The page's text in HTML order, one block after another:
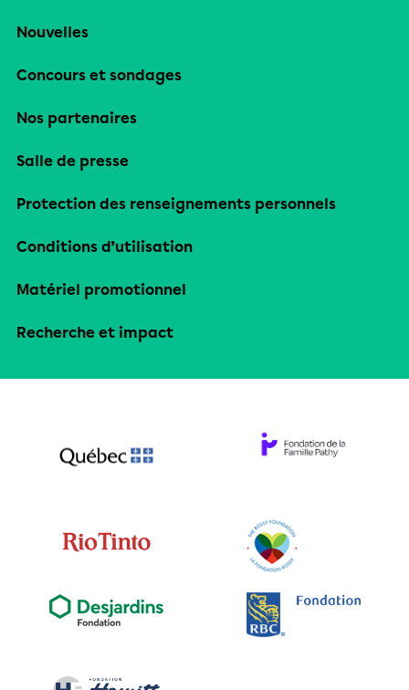
Nouvelles
Concours et sondages
Nos partenaires
Salle de presse
Protection des renseignements personnels
Conditions d’utilisation
Matériel promotionnel
Recherche et impact